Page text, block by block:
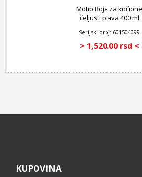
Motip Boja za kočione
čeljusti plava 400 ml
Serijski broj: 601504099
> 1,520.00 rsd <
KUPOVINA